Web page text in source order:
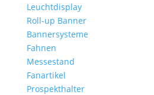
Leuchtdisplay
Roll-up Banner
Bannersysteme
Fahnen
Messestand
Fanartikel
Prospekthalter